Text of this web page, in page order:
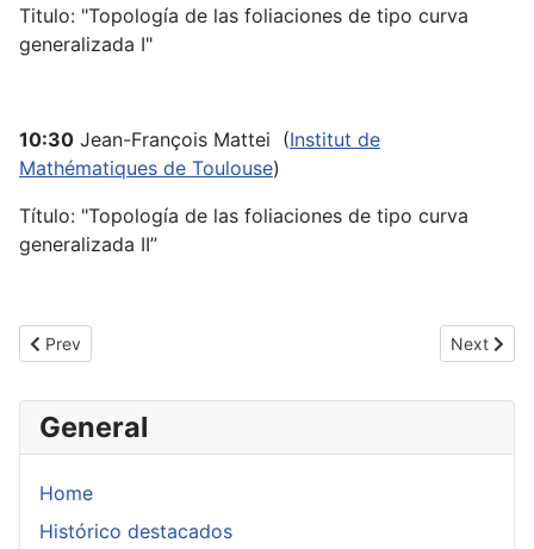
General
Home
Histórico destacados
Titulo: "Topología de las foliaciones de tipo curva
generalizada I"
10:30 Jean-François Mattei (Institut de
Mathématiques de Toulouse)
Título: "Topología de las foliaciones de tipo curva
generalizada II”
Previous article: SIM 92
Prev Next
Next